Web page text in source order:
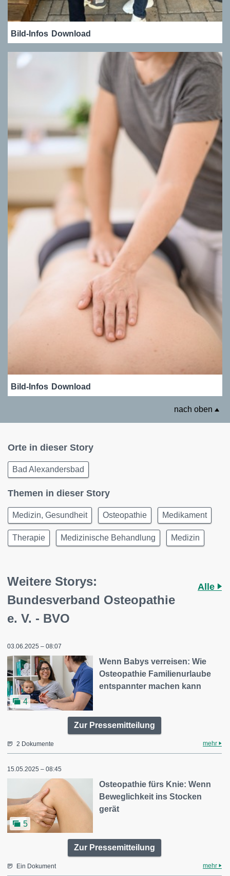
Bild-Infos Download
Bild-Infos Download
nach oben
Orte in dieser Story
Bad Alexandersbad
Themen in dieser Story
Medizin, Gesundheit Osteopathie Medikament
Therapie Medizinische Behandlung Medizin
Weitere Storys:
Bundesverband Osteopathie
e. V. - BVO
Alle
03.06.2025 – 08:07
4
Wenn Babys verreisen: Wie
Osteopathie Familienurlaube
entspannter machen kann
Zur Pressemitteilung
2 Dokumente mehr
15.05.2025 – 08:45
5
Osteopathie fürs Knie: Wenn
Beweglichkeit ins Stocken
gerät
Zur Pressemitteilung
Ein Dokument mehr